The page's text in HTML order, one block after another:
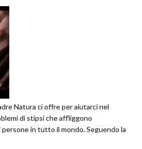
Natura ci offre per aiutarci nel
di stipsi che affliggono
in tutto il mondo. Seguendo la